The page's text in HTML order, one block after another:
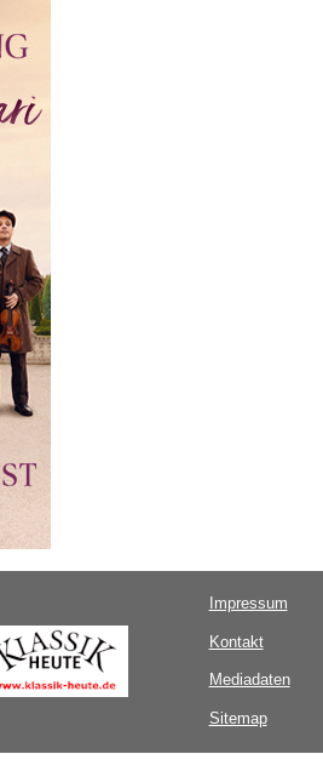
Impressum
Kontakt
Mediadaten
Sitemap